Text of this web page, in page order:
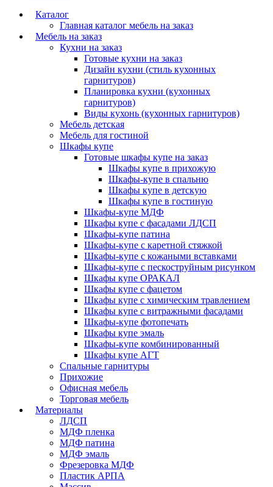
Каталог
Главная каталог мебель на заказ
Мебель на заказ
Кухни на заказ
Готовые кухни на заказ
Дизайн кухни (стиль кухонных
гарнитуров)
Планировка кухни (кухонных
гарнитуров)
Виды кухонь (кухонных гарнитуров)
Мебель детская
Мебель для гостиной
Шкафы купе
Готовые шкафы купе на заказ
Шкафы купе в прихожую
Шкафы-купе в спальню
Шкафы купе в детскую
Шкафы купе в гостиную
Шкафы-купе МДФ
Шкафы купе с фасадами ЛДСП
Шкафы-купе патина
Шкафы-купе с каретной стяжкой
Шкафы-купе с кожаными вставками
Шкафы-купе с пескоструйным рисунком
Шкафы купе ОРАКАЛ
Шкафы купе с фацетом
Шкафы купе с химическим травлением
Шкафы купе с витражными фасадами
Шкафы-купе фотопечать
Шкафы купе эмаль
Шкафы-купе комбинированный
Шкафы купе АГТ
Спальные гарнитуры
Прихожие
Офисная мебель
Торговая мебель
Материалы
ЛДСП
МДФ пленка
МДФ патина
МДФ эмаль
Фрезеровка МДФ
Пластик АРПА